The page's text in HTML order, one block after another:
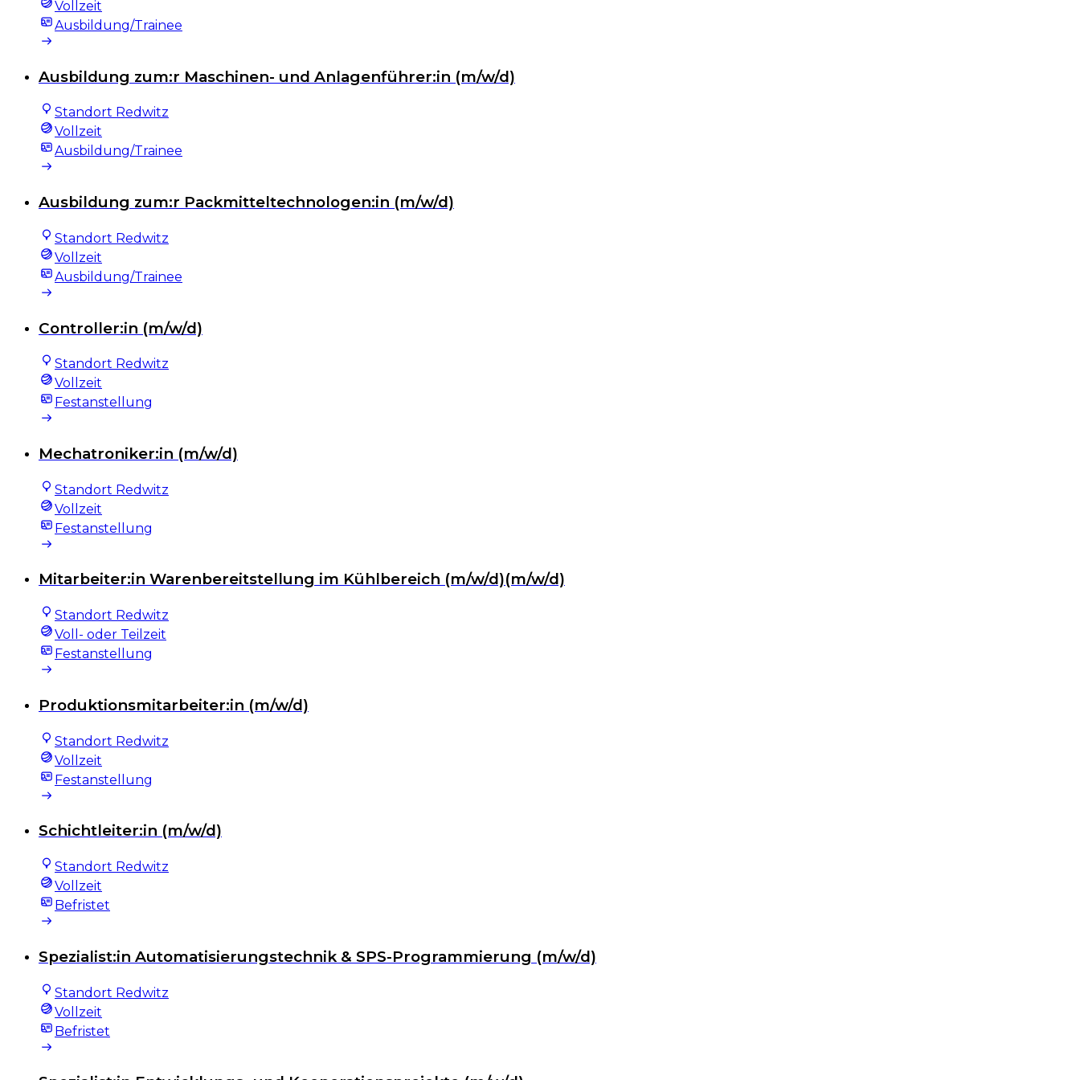
Vollzeit
Ausbildung/Trainee
Ausbildung zum:r Maschinen- und Anlagenführer:in (m/w/d)
Standort Redwitz
Vollzeit
Ausbildung/Trainee
Ausbildung zum:r Packmitteltechnologen:in (m/w/d)
Standort Redwitz
Vollzeit
Ausbildung/Trainee
Controller:in (m/w/d)
Standort Redwitz
Vollzeit
Festanstellung
Mechatroniker:in (m/w/d)
Standort Redwitz
Vollzeit
Festanstellung
Mitarbeiter:in Warenbereitstellung im Kühlbereich (m/w/d)(m/w/d)
Standort Redwitz
Voll- oder Teilzeit
Festanstellung
Produktionsmitarbeiter:in (m/w/d)
Standort Redwitz
Vollzeit
Festanstellung
Schichtleiter:in (m/w/d)
Standort Redwitz
Vollzeit
Befristet
Spezialist:in Automatisierungstechnik & SPS-Programmierung (m/w/d)
Standort Redwitz
Vollzeit
Befristet